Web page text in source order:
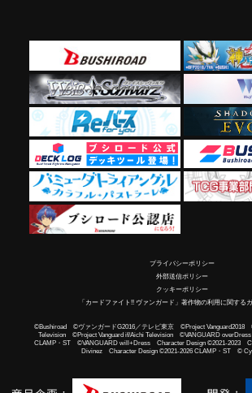
プライバシーポリシー
外部送信ポリシー
クッキーポリシー
「カードファイト!! ヴァンガード」著作物の利用に関する
©Bushiroad ©ヴァンガードG2016／テレビ東京 ©Project Vanguard2018
Television ©Project Vanguard if/Aichi Television ©VANGUARD
CLAMP・ST ©VANGUARD will+Dress Character Design ©2021-2023
Divinez Character Design ©2021-2026 CLAMP・ST ©